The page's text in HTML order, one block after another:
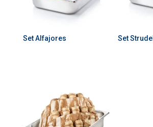
Set Alfajores Set Strudel